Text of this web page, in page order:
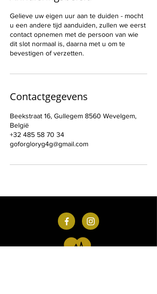
Gelieve uw eigen uur aan te duiden - mocht
u een andere tijd aanduiden, zullen we eerst
contact opnemen met de persoon van wie
dit slot normaal is, daarna met u om te
bevestigen of verzetten.
Contactgegevens
Beekstraat 16, Gullegem 8560 Wevelgem,
België
+32 485 58 70 34
goforgloryg4g@gmail.com